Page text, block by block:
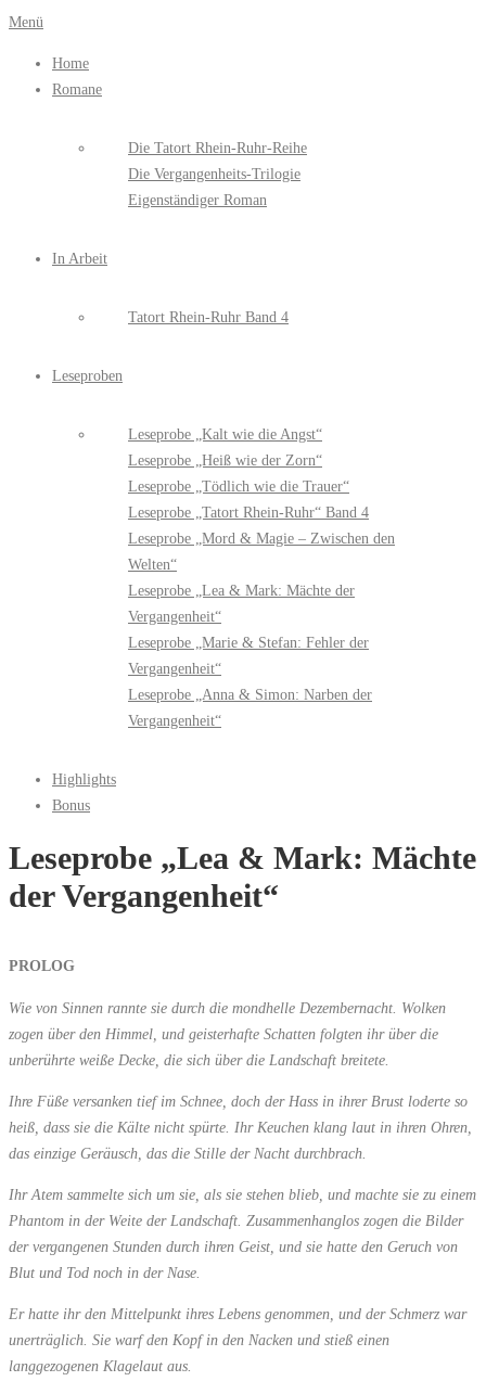
Zum
springen
Menü
Home
Romane
Die Tatort Rhein-Ruhr-Reihe
Die Vergangenheits-Trilogie
Eigenständiger Roman
In Arbeit
Tatort Rhein-Ruhr Band 4
Leseproben
Leseprobe „Kalt wie die Angst“
Leseprobe „Heiß wie der Zorn“
Leseprobe „Tödlich wie die Trauer“
Leseprobe „Tatort Rhein-Ruhr“ Band 4
Leseprobe „Mord & Magie – Zwischen den
Welten“
Leseprobe „Lea & Mark: Mächte der
Vergangenheit“
Leseprobe „Marie & Stefan: Fehler der
Vergangenheit“
Leseprobe „Anna & Simon: Narben der
Vergangenheit“
Highlights
Bonus
Leseprobe „Lea & Mark: Mächte
der Vergangenheit“
PROLOG
Wie von Sinnen rannte sie durch die mondhelle Dezembernacht. Wolken
zogen über den Himmel, und geisterhafte Schatten folgten ihr über die
unberührte weiße Decke, die sich über die Landschaft breitete.
Ihre Füße versanken tief im Schnee, doch der Hass in ihrer Brust loderte so
heiß, dass sie die Kälte nicht spürte. Ihr Keuchen klang laut in ihren Ohren,
das einzige Geräusch, das die Stille der Nacht durchbrach.
Ihr Atem sammelte sich um sie, als sie stehen blieb, und machte sie zu einem
Phantom in der Weite der Landschaft. Zusammenhanglos zogen die Bilder
der vergangenen Stunden durch ihren Geist, und sie hatte den Geruch von
Blut und Tod noch in der Nase.
Er hatte ihr den Mittelpunkt ihres Lebens genommen, und der Schmerz war
unerträglich. Sie warf den Kopf in den Nacken und stieß einen
langgezogenen Klagelaut aus.